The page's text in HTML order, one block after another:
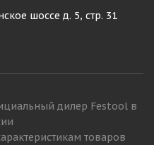
шоссе д. 5, стр. 31
дилер Festool в
товаров